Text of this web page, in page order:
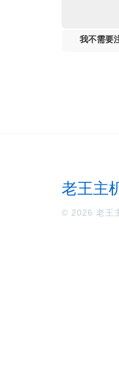
我不需要
老王主
© 2026 老王